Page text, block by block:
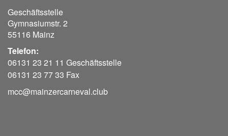
Geschäftsstelle
Gymnasiumstr. 2
55116 Mainz
Telefon:
06131 23 21 11 Geschäftsstelle
06131 23 77 33 Fax
mcc@mainzercarneval.club